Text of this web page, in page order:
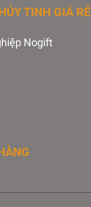
TINH GIÁ RẺ
Nogift